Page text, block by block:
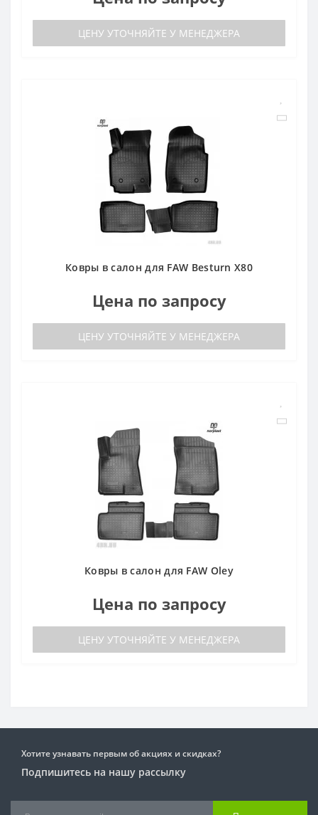
ЦЕНУ УТОЧНЯЙТЕ У МЕНЕДЖЕРА
Ковры в салон для FAW Besturn X80
Цена по запросу
ЦЕНУ УТОЧНЯЙТЕ У МЕНЕДЖЕРА
Ковры в салон для FAW Oley
Цена по запросу
ЦЕНУ УТОЧНЯЙТЕ У МЕНЕДЖЕРА
Хотите узнавать первым об акциях и скидках?
Подпишитесь на нашу рассылку